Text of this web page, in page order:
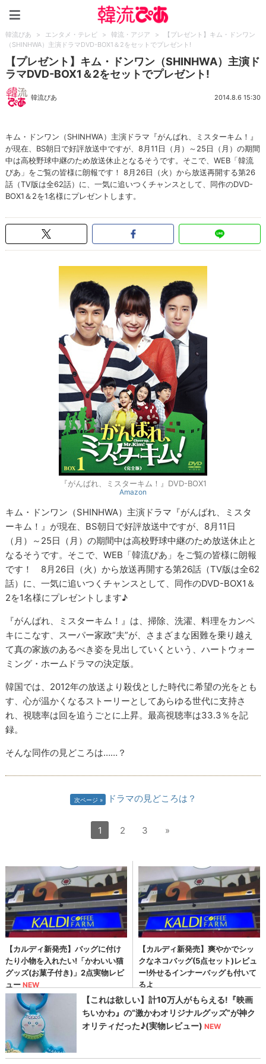
韓流ぴあ > エンタメ・テレビ > 韓流・アジア >
【プレゼント】キム・ドンワン
（SHINHWA）主演ドラマDVD-BOX1＆2をセットでプレゼント!
【プレゼント】キム・ドンワン（SHINHWA）主演ド
ラマDVD-BOX1＆2をセットでプレゼント!
韓流ぴあ 2014.8.6 15:30
キム・ドンワン（SHINHWA）主演ドラマ『がんばれ、ミスターキム！』
が現在、BS朝日で好評放送中ですが、8月11日（月）～25日（月）の期間
中は高校野球中継のため放送休止となるそうです。そこで、WEB「韓流
ぴあ」をご覧の皆様に朗報です！ 8月26日（火）から放送再開する第26
話（TV版は全62話）に、一気に追いつくチャンスとして、同作のDVD-
BOX1＆2を1名様にプレゼントします。
『がんばれ、ミスターキム！』DVD-BOX1
Amazon
キム・ドンワン（SHINHWA）主演ドラマ『がんばれ、ミスタ
ーキム！』が現在、BS朝日で好評放送中ですが、8月11日
（月）～25日（月）の期間中は高校野球中継のため放送休止と
なるそうです。そこで、WEB「韓流ぴあ」をご覧の皆様に朗報
です！ 8月26日（火）から放送再開する第26話（TV版は全62
話）に、一気に追いつくチャンスとして、同作のDVD-BOX1＆
2を1名様にプレゼントします♪
『がんばれ、ミスターキム！』は、掃除、洗濯、料理をカンペ
キにこなす、スーパー家政“夫”が、さまざまな困難を乗り越え
て真の家族のあるべき姿を見出していくという、ハートウォー
ミング・ホームドラマの決定版。
韓国では、2012年の放送より殺伐とした時代に希望の光をとも
す、心が温かくなるストーリーとしてあらゆる世代に支持さ
れ、視聴率は回を追うごとに上昇。最高視聴率は33.3％を記
録。
そんな同作の見どころは……？
次ページ ドラマの見どころは？
1 2 3 »